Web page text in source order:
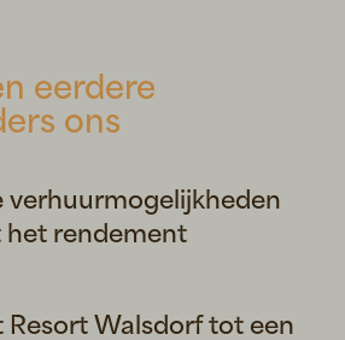
eerdere
ons
verhuurmogelijkheden
het rendement
Resort Walsdorf tot een